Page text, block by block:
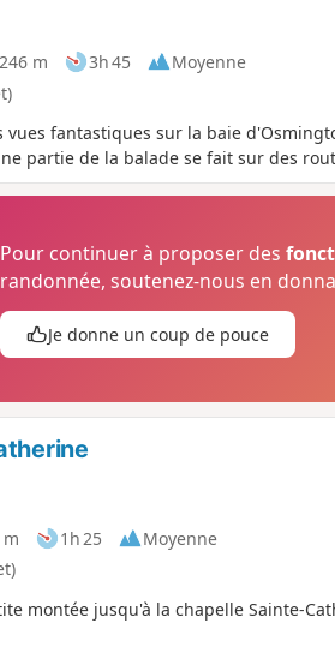
m 3h 45
Moyenne
vues fantastiques sur la baie
partie de la balade se fait sur des
Pour continuer à proposer des
randonnée, soutenez-nous en
Je donne un coup de pouce
1h 25
Moyenne
montée jusqu'à la chapelle Sainte-